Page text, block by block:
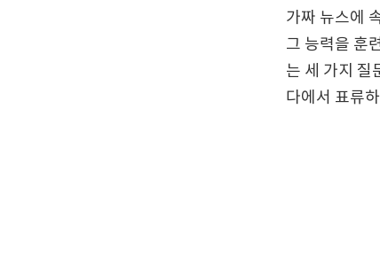
가짜 뉴스에
그 능력을 훈
는 세 가지 질
다에서 표류